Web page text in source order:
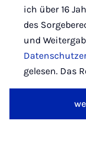
ich über 16
des
und
gelesen. Das